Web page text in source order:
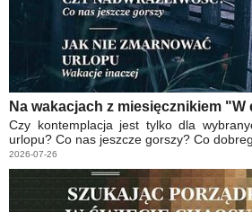
Na wakacjach z miesięcznikiem "W
Czy kontemplacja jest tylko dla
urlopu? Co nas jeszcze gorszy? Co
2026-07-26